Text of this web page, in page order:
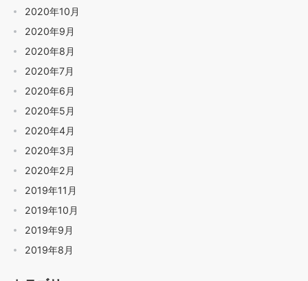
2020年10月
2020年9月
2020年8月
2020年7月
2020年6月
2020年5月
2020年4月
2020年3月
2020年2月
2019年11月
2019年10月
2019年9月
2019年8月